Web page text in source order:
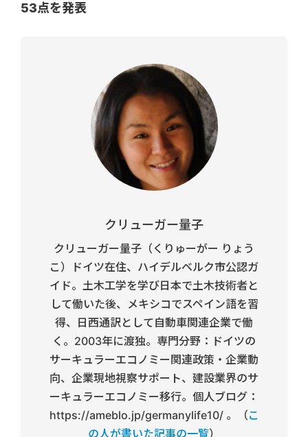
53点を発表
クリューガー量子
クリューガー量子（くりゅーがー りょう
こ）ドイツ在住、ハイデルベルク市公認ガ
イド。土木工学を学び日本で土木技術者と
して働いた後、メキシコでスペイン語を習
得、日西通訳として自動車関連企業で働
く。2003年に渡独。専門分野：ドイツの
サーキュラーエコノミー関連政策・企業動
向、企業現地視察サポート、建設業界のサ
ーキュラーエコノミー移行。個人ブログ：
https://ameblo.jp/germanylife10/ 。（こ
の人が書いた記事の一覧）